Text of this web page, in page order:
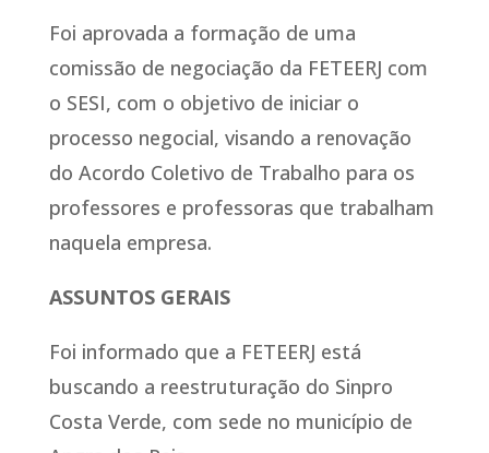
Foi aprovada a formação de uma
comissão de negociação da FETEERJ com
o SESI, com o objetivo de iniciar o
processo negocial, visando a renovação
do Acordo Coletivo de Trabalho para os
professores e professoras que trabalham
naquela empresa.
ASSUNTOS GERAIS
Foi informado que a FETEERJ está
buscando a reestruturação do Sinpro
Costa Verde, com sede no município de